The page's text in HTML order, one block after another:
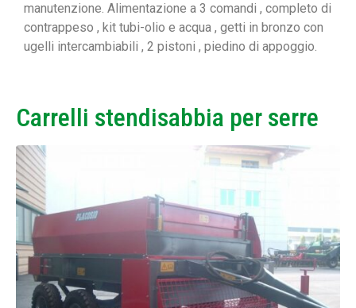
manutenzione. Alimentazione a 3 comandi , completo di
contrappeso , kit tubi-olio e acqua , getti in bronzo con
ugelli intercambiabili , 2 pistoni , piedino di appoggio.
Carrelli stendisabbia per serre